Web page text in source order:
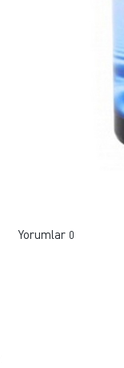
Yorumlar 0